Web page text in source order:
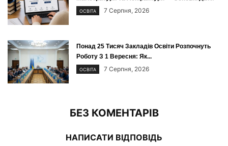
ОСВІТА 7 Серпня, 2026
Понад 25 Тисяч Закладів Освіти Розпочнуть
Роботу З 1 Вересня: Як...
ОСВІТА 7 Серпня, 2026
БЕЗ КОМЕНТАРІВ
НАПИСАТИ ВІДПОВІДЬ